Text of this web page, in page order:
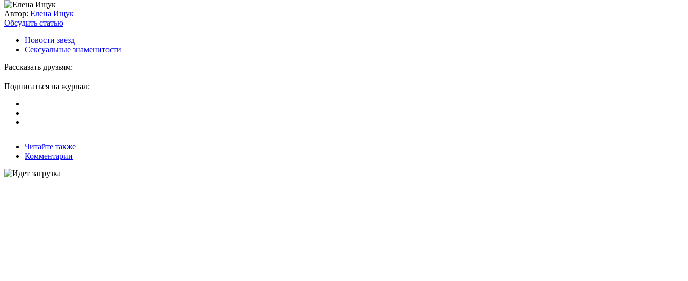
Автор: Елена Ищук
Обсудить статью
Новости звезд
Сексуальные знаменитости
Рассказать друзьям:
Подписаться на журнал:
Читайте также
Комментарии